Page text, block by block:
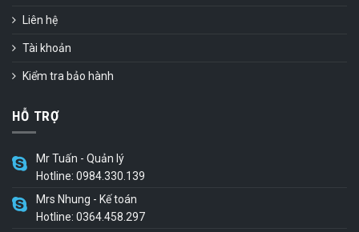
Liên hệ
Tài khoản
Kiểm tra bảo hành
HỖ TRỢ
Mr Tuấn - Quản lý
Hotline: 0984.330.139
Mrs Nhung - Kế toán
Hotline: 0364.458.297